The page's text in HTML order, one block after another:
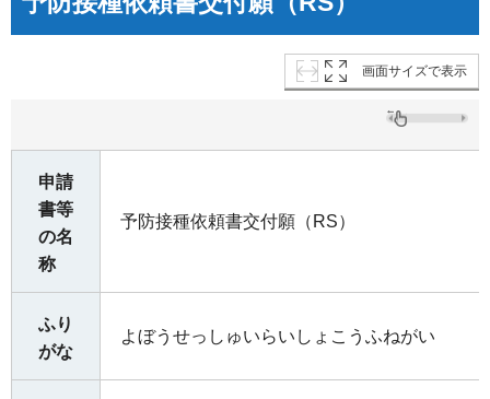
画面サイズで表示
申請
書等
の名
称
予防接種依頼書交付願（RS）
ふり
がな
よぼうせっしゅいらいしょこうふねがい